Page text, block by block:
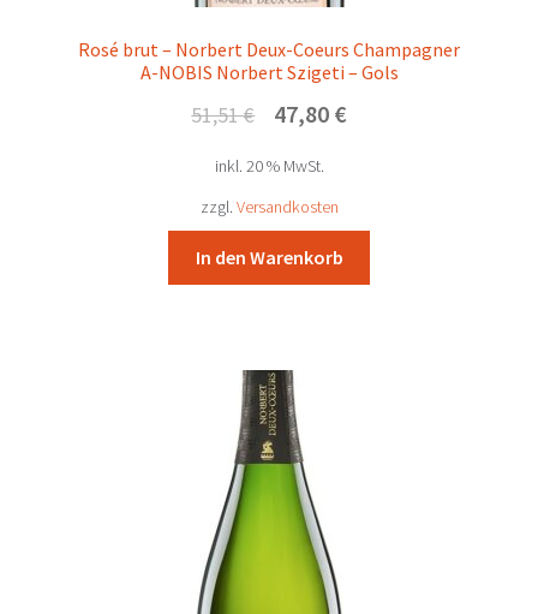
Rosé brut – Norbert Deux-Coeurs Champagner
A-NOBIS Norbert Szigeti – Gols
51,51€
Ursprünglicher
war:
51,51 €
47,80 €Aktueller
inkl. 20 % MwSt.
zzgl. Versandkosten
In den Warenkorb